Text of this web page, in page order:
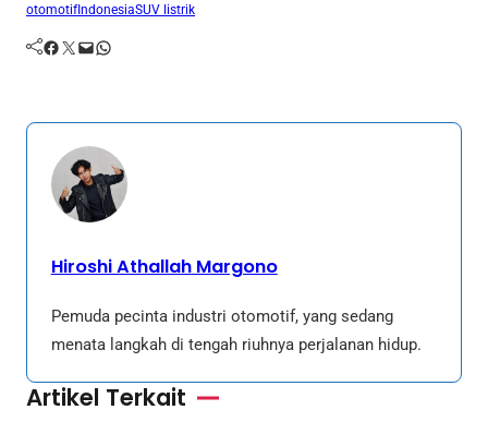
otomotifIndonesiaSUV listrik
Facebook Twitter Mail WhatsApp
Hiroshi Athallah Margono
Pemuda pecinta industri otomotif, yang sedang
menata langkah di tengah riuhnya perjalanan hidup.
Artikel Terkait